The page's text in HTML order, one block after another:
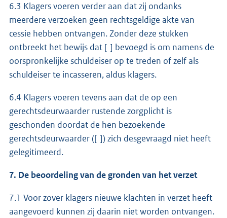
6.3 Klagers voeren verder aan dat zij ondanks
meerdere verzoeken geen rechtsgeldige akte van
cessie hebben ontvangen. Zonder deze stukken
ontbreekt het bewijs dat [ ] bevoegd is om namens de
oorspronkelijke schuldeiser op te treden of zelf als
schuldeiser te incasseren, aldus klagers.
6.4 Klagers voeren tevens aan dat de op een
gerechtsdeurwaarder rustende zorgplicht is
geschonden doordat de hen bezoekende
gerechtsdeurwaarder ([ ]) zich desgevraagd niet heeft
gelegitimeerd.
7. De beoordeling van de gronden van het verzet
7.1 Voor zover klagers nieuwe klachten in verzet heeft
aangevoerd kunnen zij daarin niet worden ontvangen.